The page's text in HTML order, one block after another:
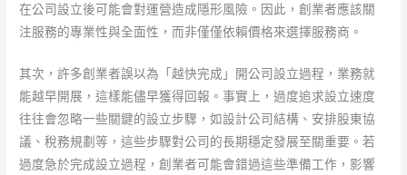
在公司設立後可能會對運營造成隱形風險。因此，創業者應該關
注服務的專業性與全面性，而非僅僅依賴價格來選擇服務商。
其次，許多創業者誤以為「越快完成」開公司設立過程，業務就
能越早開展，這樣能儘早獲得回報。事實上，過度追求設立速度
往往會忽略一些關鍵的設立步驟，如設計公司結構、安排股東協
議、稅務規劃等，這些步驟對公司的長期穩定發展至關重要。若
過度急於完成設立過程，創業者可能會錯過這些準備工作，影響